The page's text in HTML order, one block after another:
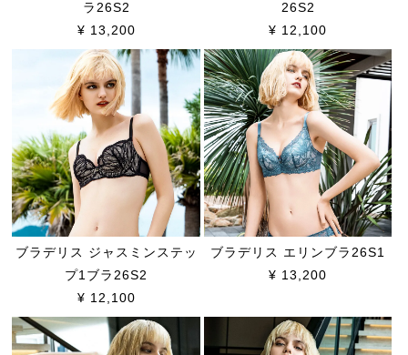
ラ26S2
¥ 13,200
26S2
¥ 12,100
ブラデリス ジャスミンステッ
プ1ブラ26S2
¥ 12,100
ブラデリス エリンブラ26S1
¥ 13,200